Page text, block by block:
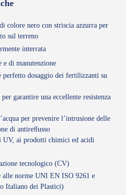
ideale per l’irrigazione su terreni
questo prodotto versatile e
di impianti di irrigazione “fai da
colore nero con striscia azzurra per
sul terreno
interrata
e di manutenzione
dosaggio dei fertilizzanti su
garantire una eccellente resistenza
per prevenire l’intrusione delle
di antireﬂusso
UV, ai prodotti chimici ed acidi
tecnologico (CV)
alle norme UNI EN ISO 9261 e
Italiano dei Plastici)